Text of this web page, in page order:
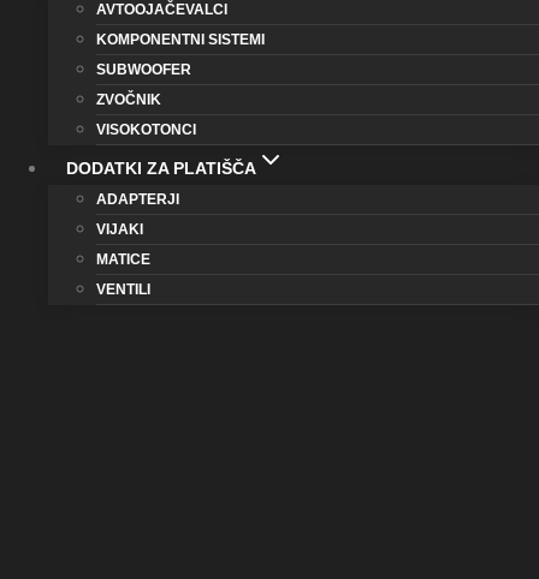
AVTOOJAČEVALCI
KOMPONENTNI SISTEMI
SUBWOOFER
ZVOČNIK
VISOKOTONCI
DODATKI ZA PLATIŠČA
ADAPTERJI
VIJAKI
MATICE
VENTILI